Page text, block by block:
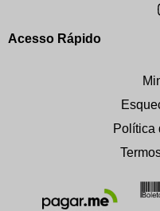
Acesso Rápido
Política